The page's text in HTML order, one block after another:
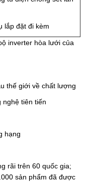
lắp đặt đi kèm
inverter hòa lưới của
thế giới về chất lượng
tiên tiến
hạng
rãi trên 60 quốc gia;
sản phẩm đã được